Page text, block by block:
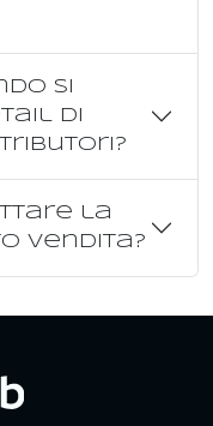
si
di
la
vendita?